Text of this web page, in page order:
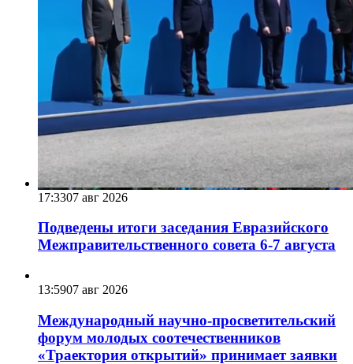
17:3307 авг 2026
Подведены итоги заседания Евразийского
Межправительственного совета 6-7 августа
13:5907 авг 2026
Международный научно-просветительский
форум молодых соотечественников
«Траектория открытий» принимает заявки